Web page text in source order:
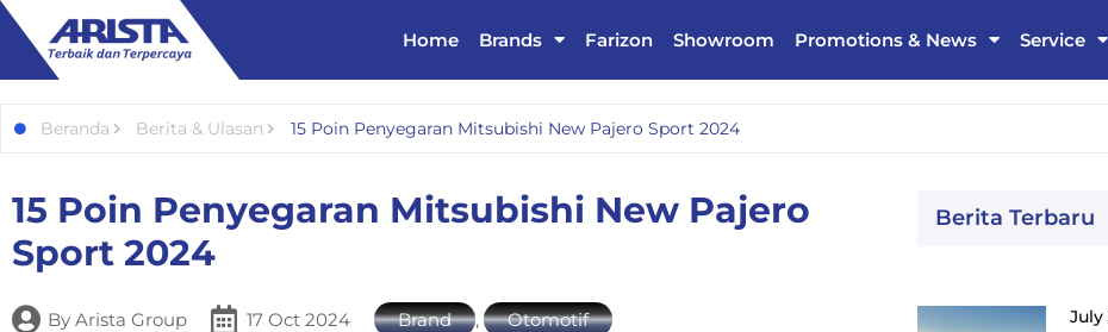
Home Brands Farizon Showroom Promotions & News Service
Beranda Berita & Ulasan 15 Poin Penyegaran Mitsubishi New Pajero Sport 2024
15 Poin Penyegaran Mitsubishi New Pajero
Sport 2024
By Arista Group 17 Oct 2024 Brand , Otomotif
Berita Terbaru
July